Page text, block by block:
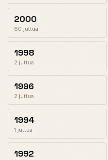
2000
60 juttua
1998
2 juttua
1996
2 juttua
1994
1 juttua
1992